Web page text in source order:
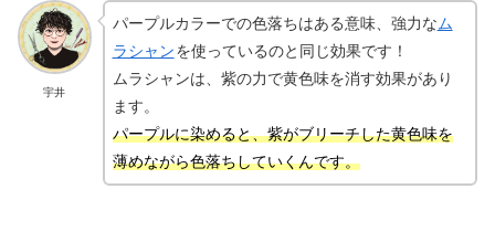
宇井
パープルカラーでの色落ちはある意味、強力なム
ラシャンを使っているのと同じ効果です！
ムラシャンは、紫の力で黄色味を消す効果があり
ます。
パープルに染めると、紫がブリーチした黄色味を
薄めながら色落ちしていくんです。